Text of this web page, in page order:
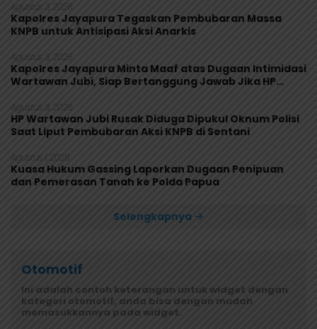
Agustus 3, 2026
Kapolres Jayapura Tegaskan Pembubaran Massa
KNPB untuk Antisipasi Aksi Anarkis
Agustus 3, 2026
Kapolres Jayapura Minta Maaf atas Dugaan Intimidasi
Wartawan Jubi, Siap Bertanggung Jawab Jika HP
Agustus 3, 2026
HP Wartawan Jubi Rusak Diduga Dipukul Oknum Polisi
Saat Liput Pembubaran Aksi KNPB di Sentani
Agustus 1, 2026
Kuasa Hukum Gassing Laporkan Dugaan Penipuan
dan Pemerasan Tanah ke Polda Papua
Selengkapnya
Otomotif
Ini adalah contoh keterangan untuk widget dengan
kategori otomotif, anda bisa dengan mudah
memasukkannya pada widget.